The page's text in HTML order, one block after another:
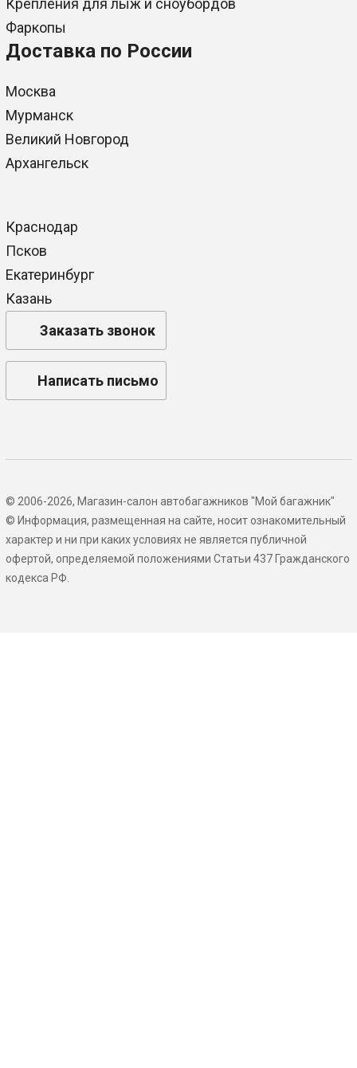
Крепления для лыж и сноубордов
Фаркопы
Доставка по России
Москва
Мурманск
Великий Новгород
Архангельск
Краснодар
Псков
Екатеринбург
Казань
Заказать звонок
Написать письмо
© 2006-2026, Магазин-салон автобагажников "Мой багажник"
© Информация, размещенная на сайте, носит ознакомительный
характер и ни при каких условиях не является публичной
офертой, определяемой положениями Статьи 437 Гражданского
кодекса РФ.